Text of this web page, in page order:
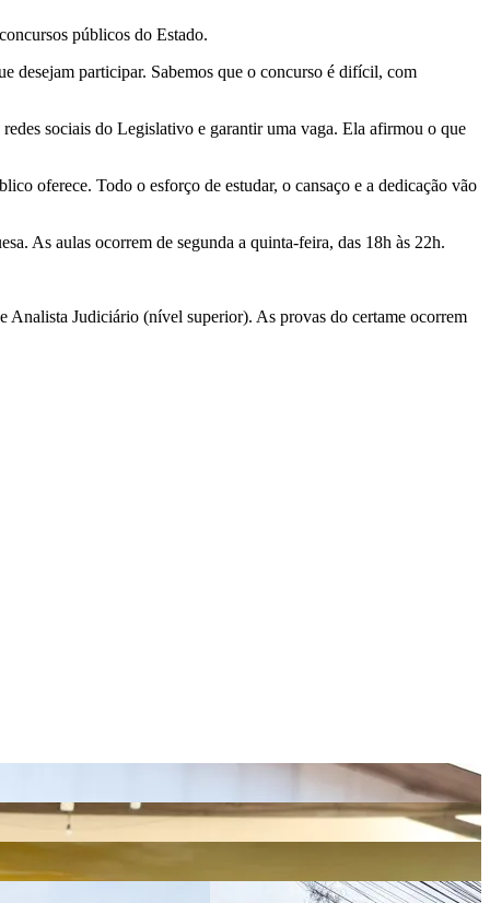
públicos do Estado.
desejam participar. Sabemos que o concurso é difícil, com
sociais do Legislativo e garantir uma vaga. Ela afirmou o que
oferece. Todo o esforço de estudar, o cansaço e a dedicação vão
As aulas ocorrem de segunda a quinta-feira, das 18h às 22h.
Analista Judiciário (nível superior). As provas do certame ocorrem